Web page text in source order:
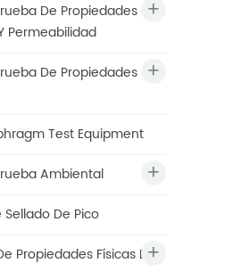
De Propiedades
Permeabilidad
De Propiedades
Test Equipment
Ambiental
De Pico
Propiedades Físicas De